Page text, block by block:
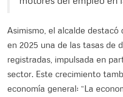
Asimismo, el alcalde destacó
en 2025 una de las tasas de
registradas, impulsada en
sector. Este crecimiento
economía general: “La